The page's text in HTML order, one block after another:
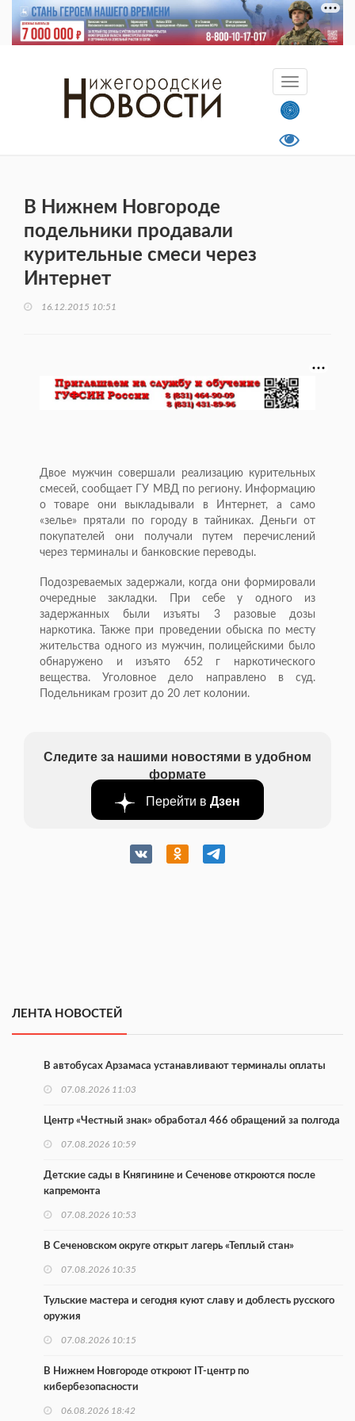
В Нижнем Новгороде
подельники продавали
курительные смеси через
Интернет
16.12.2015 10:51
Двое мужчин совершали реализацию курительных
смесей, сообщает ГУ МВД по региону. Информацию
о товаре они выкладывали в Интернет, а само
«зелье» прятали по городу в тайниках. Деньги от
покупателей они получали путем перечислений
через терминалы и банковские переводы.
Подозреваемых задержали, когда они формировали
очередные закладки. При себе у одного из
задержанных были изъяты 3 разовые дозы
наркотика. Также при проведении обыска по месту
жительства одного из мужчин, полицейскими было
обнаружено и изъято 652 г наркотического
вещества. Уголовное дело направлено в суд.
Подельникам грозит до 20 лет колонии.
Следите за нашими новостями в удобном
формате
Перейти в Дзен
ЛЕНТА НОВОСТЕЙ
В автобусах Арзамаса устанавливают терминалы оплаты
07.08.2026 11:03
Центр «Честный знак» обработал 466 обращений за полгода
07.08.2026 10:59
Детские сады в Княгинине и Сеченове откроются после
капремонта
07.08.2026 10:53
В Сеченовском округе открыт лагерь «Теплый стан»
07.08.2026 10:35
Тульские мастера и сегодня куют славу и доблесть русского
оружия
07.08.2026 10:15
В Нижнем Новгороде откроют IT-центр по
кибербезопасности
06.08.2026 18:42